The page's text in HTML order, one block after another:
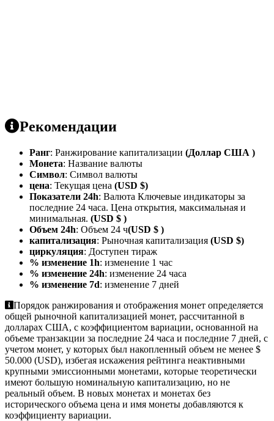
Рекомендации
Ранг: Ранжирование капитализации (Доллар США )
Монета: Название валюты
Символ: Символ валюты
цена: Текущая цена (USD $)
Показатели 24h: Валюта Ключевые индикаторы за
последние 24 часа. Цена открытия, максимальная и
минимальная. (USD $ )
Объем 24h: Объем 24 ч(USD $ )
капитализация: Рыночная капитализация (USD $)
циркуляция: Доступен тираж
% изменение 1h: изменение 1 час
% изменение 24h: изменение 24 часа
% изменение 7d: изменение 7 дней
Порядок ранжирования и отображения монет определяется
общей рыночной капитализацией монет, рассчитанной в
долларах США, с коэффициентом вариации, основанной на
объеме транзакции за последние 24 часа и последние 7 дней, с
учетом монет, у которых был накопленный объем не менее $
50.000 (USD), избегая искажения рейтинга неактивными
крупными эмиссионными монетами, которые теоретически
имеют большую номинальную капитализацию, но не
реальный объем. В новых монетах и монетах без
исторического объема цена и имя монеты добавляются к
коэффициенту вариации.